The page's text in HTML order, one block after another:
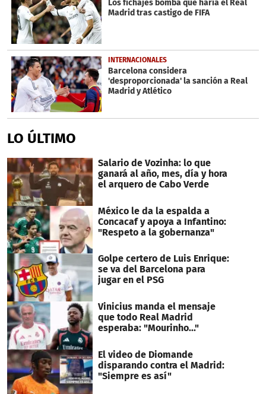
Los fichajes bomba que haría el Real
Madrid tras castigo de FIFA
INTERNACIONALES
Barcelona considera
'desproporcionada' la sanción a Real
Madrid y Atlético
LO ÚLTIMO
Salario de Vozinha: lo que
ganará al año, mes, día y hora
el arquero de Cabo Verde
México le da la espalda a
Concacaf y apoya a Infantino:
"Respeto a la gobernanza"
Golpe certero de Luis Enrique:
se va del Barcelona para
jugar en el PSG
Vinicius manda el mensaje
que todo Real Madrid
esperaba: "Mourinho..."
El video de Diomande
disparando contra el Madrid:
"Siempre es así"